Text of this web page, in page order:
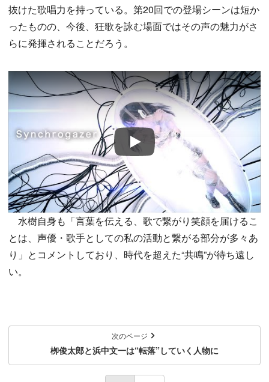
抜けた歌唱力を持っている。第20回での登場シーンは短か
ったものの、今後、狂歌を詠む場面ではその声の魅力がさ
らに発揮されることだろう。
Play
水樹自身も「言葉を伝える、歌で繋がり笑顔を届けるこ
とは、声優・歌手としての私の活動と繋がる部分が多々あ
り」とコメントしており、時代を超えた“共鳴”が待ち遠し
い。
次のページ
栁俊太郎と浜中文一は“転落”していく人物に